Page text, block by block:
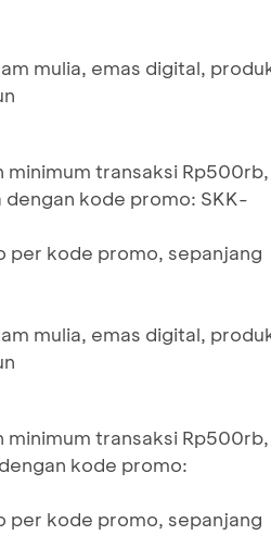
mulia, emas digital,
minimum transaksi Rp500rb,
kode promo: SKK-
per kode promo, sepanjang
mulia, emas digital,
minimum transaksi Rp500rb,
kode promo:
per kode promo, sepanjang